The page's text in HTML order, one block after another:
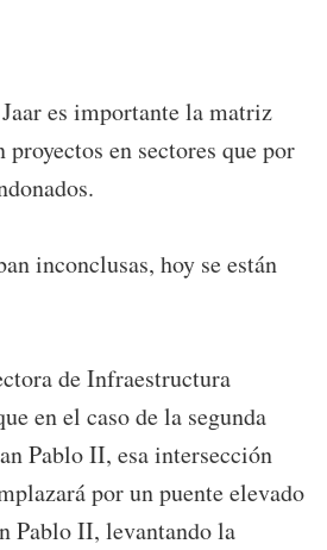
es importante la matriz
proyectos en sectores que por
inconclusas, hoy se están
de Infraestructura
en el caso de la segunda
Pablo II, esa intersección
por un puente elevado
Pablo II, levantando la